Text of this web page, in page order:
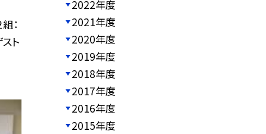
：
ト
2022年度
2021年度
2020年度
2019年度
2018年度
2017年度
2016年度
2015年度